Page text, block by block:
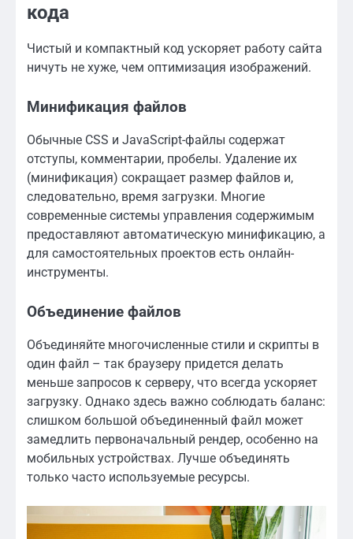
кода
Чистый и компактный код ускоряет работу сайта
ничуть не хуже, чем оптимизация изображений.
Минификация файлов
Обычные CSS и JavaScript-файлы содержат
отступы, комментарии, пробелы. Удаление их
(минификация) сокращает размер файлов и,
следовательно, время загрузки. Многие
современные системы управления содержимым
предоставляют автоматическую минификацию, а
для самостоятельных проектов есть онлайн-
инструменты.
Объединение файлов
Объединяйте многочисленные стили и скрипты в
один файл – так браузеру придется делать
меньше запросов к серверу, что всегда ускоряет
загрузку. Однако здесь важно соблюдать баланс:
слишком большой объединенный файл может
замедлить первоначальный рендер, особенно на
мобильных устройствах. Лучше объединять
только часто используемые ресурсы.